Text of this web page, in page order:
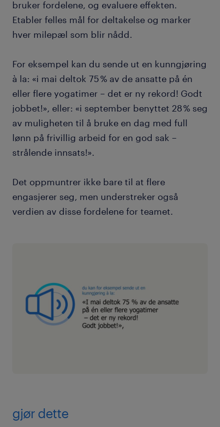
bruker fordelene, og evaluere effekten.
Etabler felles mål for deltakelse og marker
hver milepæl som blir nådd.
For eksempel kan du sende ut en kunngjøring
à la: «i mai deltok 75 % av de ansatte på én
eller flere yogatimer – det er ny rekord! Godt
jobbet!», eller: «i september benyttet 28 % seg
av muligheten til å bruke en dag med full
lønn på frivillig arbeid for en god sak –
strålende innsats!».
Det oppmuntrer ikke bare til at flere
engasjerer seg, men understreker også
verdien av disse fordelene for teamet.
gjør dette